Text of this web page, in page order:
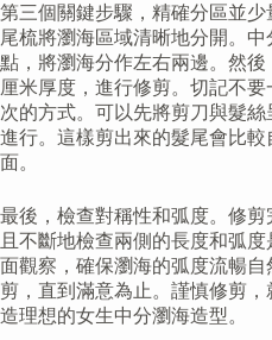
第三個關鍵步驟，精確分區並
尾梳將瀏海區域清晰地分開。
點，將瀏海分作左右兩邊。然
厘米厚度，進行修剪。切記不
次的方式。可以先將剪刀與髮
進行。這樣剪出來的髮尾會比
面。
最後，檢查對稱性和弧度。修
且不斷地檢查兩側的長度和弧
面觀察，確保瀏海的弧度流暢
剪，直到滿意為止。謹慎修剪
造理想的女生中分瀏海造型。